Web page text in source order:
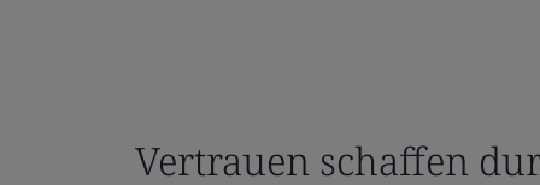
Vertrauen schaffen